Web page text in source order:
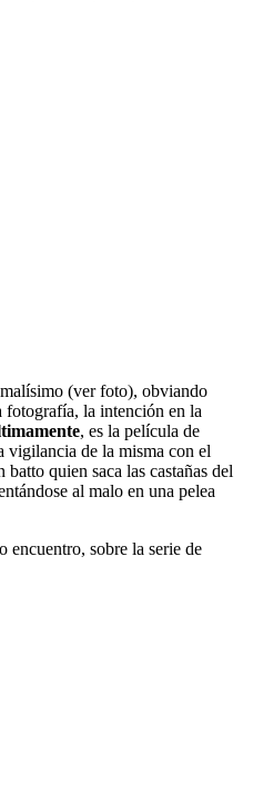
malísimo (ver foto), obviando
fotografía, la intención en la
, es la película de
vigilancia de la misma con el
quien saca las castañas del
al malo en una pelea
encuentro, sobre la serie de